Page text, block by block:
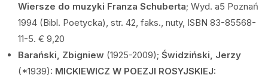
Wiersze do muzyki Franza Schuberta; Wyd. a5 Poznań
1994 (Bibl. Poetycka), str. 42, faks., nuty, ISBN 83-85568-
11-5. € 9,20
Barański, Zbigniew (1925-2009); Świdziński, Jerzy
(*1939): MICKIEWICZ W POEZJI ROSYJSKIEJ: